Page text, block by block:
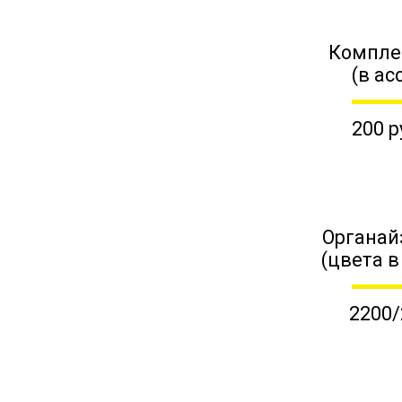
(в
200
(цвета